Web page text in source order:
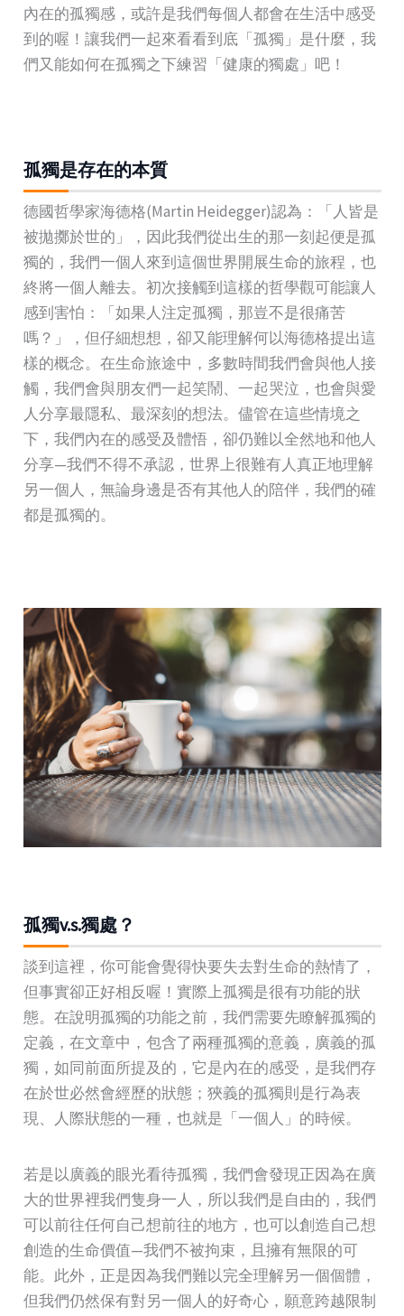
內在的孤獨感，或許是我們每個人都會在生活中感受
到的喔！讓我們一起來看看到底「孤獨」是什麼，我
們又能如何在孤獨之下練習「健康的獨處」吧！
孤獨是存在的本質
德國哲學家海德格(Martin Heidegger)認為：「人皆是
被拋擲於世的」，因此我們從出生的那一刻起便是孤
獨的，我們一個人來到這個世界開展生命的旅程，也
終將一個人離去。初次接觸到這樣的哲學觀可能讓人
感到害怕：「如果人注定孤獨，那豈不是很痛苦
嗎？」，但仔細想想，卻又能理解何以海德格提出這
樣的概念。在生命旅途中，多數時間我們會與他人接
觸，我們會與朋友們一起笑鬧、一起哭泣，也會與愛
人分享最隱私、最深刻的想法。儘管在這些情境之
下，我們內在的感受及體悟，卻仍難以全然地和他人
分享—我們不得不承認，世界上很難有人真正地理解
另一個人，無論身邊是否有其他人的陪伴，我們的確
都是孤獨的。
孤獨v.s.獨處？
談到這裡，你可能會覺得快要失去對生命的熱情了，
但事實卻正好相反喔！實際上孤獨是很有功能的狀
態。在說明孤獨的功能之前，我們需要先瞭解孤獨的
定義，在文章中，包含了兩種孤獨的意義，廣義的孤
獨，如同前面所提及的，它是內在的感受，是我們存
在於世必然會經歷的狀態；狹義的孤獨則是行為表
現、人際狀態的一種，也就是「一個人」的時候。
若是以廣義的眼光看待孤獨，我們會發現正因為在廣
大的世界裡我們隻身一人，所以我們是自由的，我們
可以前往任何自己想前往的地方，也可以創造自己想
創造的生命價值—我們不被拘束，且擁有無限的可
能。此外，正是因為我們難以完全理解另一個個體，
但我們仍然保有對另一個人的好奇心，願意跨越限制